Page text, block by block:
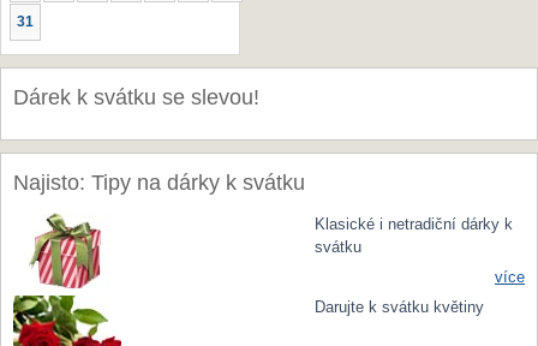
31
Dárek k svátku se slevou!
Najisto: Tipy na dárky k svátku
Klasické i netradiční dárky k
svátku
více
Darujte k svátku květiny